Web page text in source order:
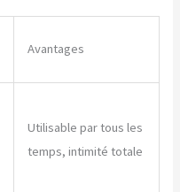
Avantages
Utilisable par tous les
temps, intimité totale